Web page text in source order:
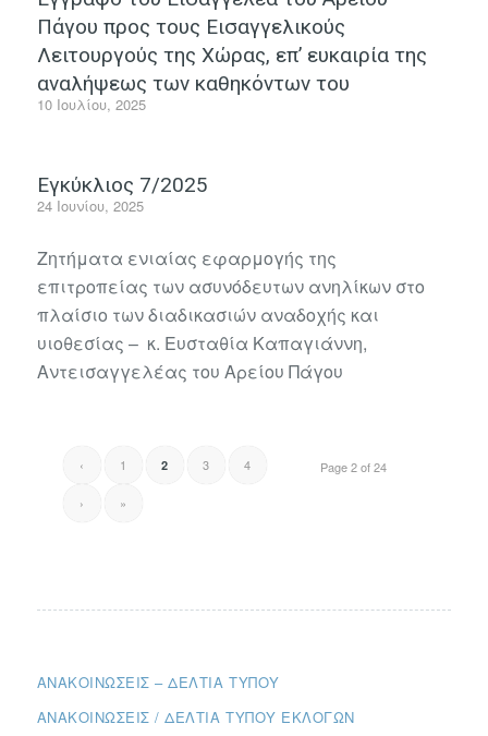
Πάγου προς τους Εισαγγελικούς
Λειτουργούς της Χώρας, επ’ ευκαιρία της
αναλήψεως των καθηκόντων του
10 Ιουλίου, 2025
Εγκύκλιος 7/2025
24 Ιουνίου, 2025
Ζητήματα ενιαίας εφαρμογής της
επιτροπείας των ασυνόδευτων ανηλίκων στο
πλαίσιο των διαδικασιών αναδοχής και
υιοθεσίας – κ. Ευσταθία Καπαγιάννη,
Αντεισαγγελέας του Αρείου Πάγου
Page 2 of 24
‹ 1 2 3 4
› »
ΑΝΑΚΟΙΝΏΣΕΙΣ – ΔΕΛΤΊΑ ΤΎΠΟΥ
ΑΝΑΚΟΙΝΏΣΕΙΣ / ΔΕΛΤΊΑ ΤΎΠΟΥ ΕΚΛΟΓΏΝ